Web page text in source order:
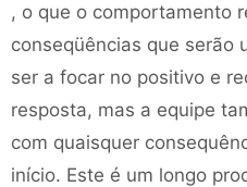
, o que o comportamento
conseqüências que serão
ser a focar no positivo e
resposta, mas a equipe
com quaisquer
início. Este é um longo